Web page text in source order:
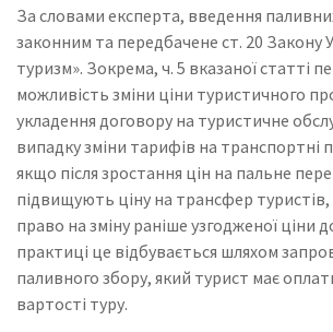
За словами експерта, введення
законним та передбачене ст. 20 Закону
туризм». Зокрема, ч. 5 вказаної статті
можливість зміни ціни туристичного
укладення договору на туристичне
випадку зміни тарифів на транспортні
якщо після зростання цін на пальне
підвищують ціну на трансфер
право на зміну раніше узгодженої ціни
практиці це відбувається шляхом
паливного збору, який турист має
вартості туру.